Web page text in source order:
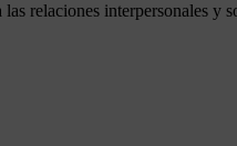
relaciones interpersonales y